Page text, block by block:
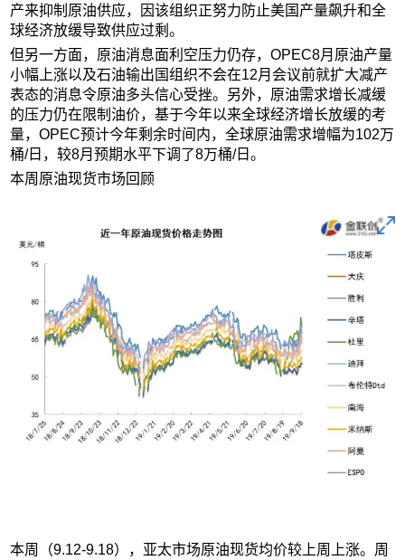
产来抑制原油供应，因该组织正努力防止美国产量飙升和全
球经济放缓导致供应过剩。
但另一方面，原油消息面利空压力仍存，OPEC8月原油产量
小幅上涨以及石油输出国组织不会在12月会议前就扩大减产
表态的消息令原油多头信心受挫。另外，原油需求增长减缓
的压力仍在限制油价，基于今年以来全球经济增长放缓的考
量，OPEC预计今年剩余时间内，全球原油需求增幅为102万
桶/日，较8月预期水平下调了8万桶/日。
本周原油现货市场回顾
本周（9.12-9.18），亚太市场原油现货均价较上周上涨。周